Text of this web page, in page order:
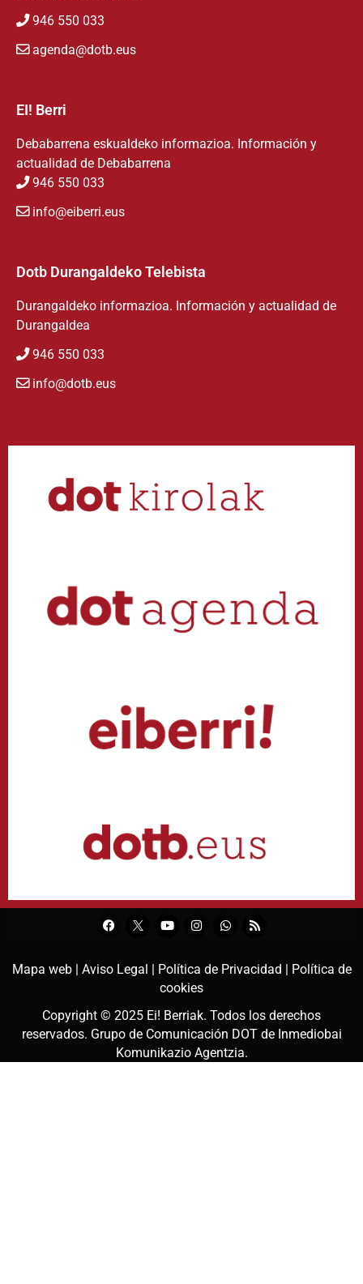
946 550 033
agenda@dotb.eus
EI! Berri
Debabarrena eskualdeko informazioa. Información y
actualidad de Debabarrena
946 550 033
info@eiberri.eus
Dotb Durangaldeko Telebista
Durangaldeko informazioa. Información y actualidad de
Durangaldea
946 550 033
info@dotb.eus
Mapa web | Aviso Legal | Política de Privacidad | Política de
cookies
Copyright © 2025 Ei! Berriak. Todos los derechos
reservados. Grupo de Comunicación DOT de Inmediobai
Komunikazio Agentzia.